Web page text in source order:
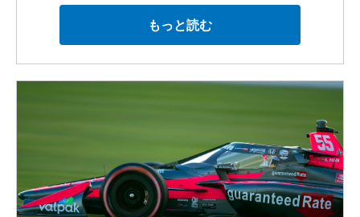
開催地：セント・ピーターズバーグ ダウンタ
アレックス・パロウ、力強い走りでルーキー・
イヤーを締め括る
もっと読む